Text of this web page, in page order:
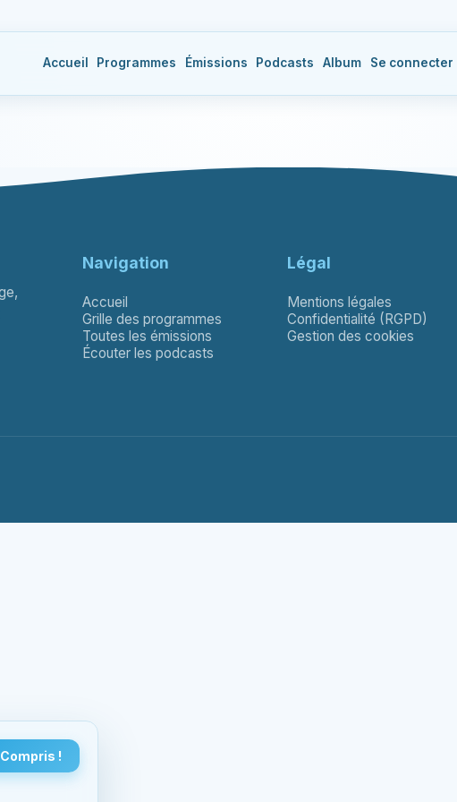
Compris !
Accueil Programmes Émissions Podcasts Album Se connecter
Navigation
Accueil
Grille des programmes
Toutes les émissions
Écouter les podcasts
Légal
Mentions légales
Confidentialité (RGPD)
Gestion des cookies